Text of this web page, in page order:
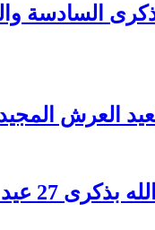
السادسة
المجيد